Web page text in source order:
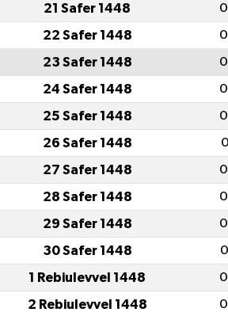
21 Safer 1448
22 Safer 1448
23 Safer 1448
24 Safer 1448
25 Safer 1448
26 Safer 1448
27 Safer 1448
28 Safer 1448
29 Safer 1448
30 Safer 1448
1 Rebiulevvel 1448
2 Rebiulevvel 1448